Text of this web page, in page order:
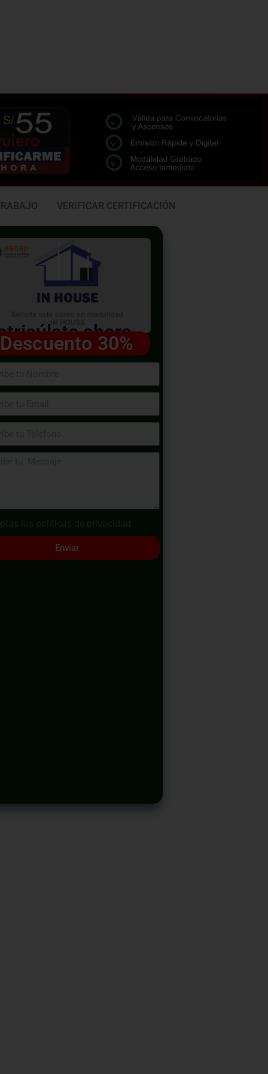
VERIFICAR CERTIFICACIÓN
ahora
Descuento 30%
Enviar